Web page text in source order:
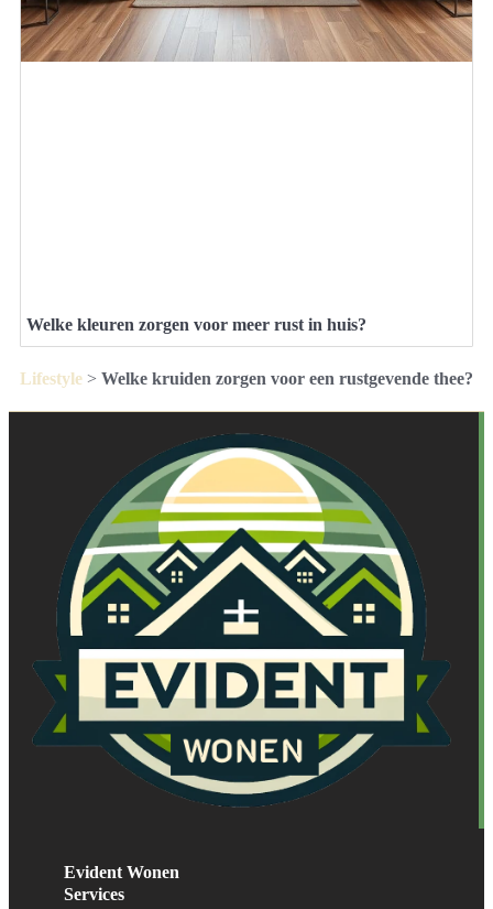
Welke kleuren zorgen voor meer rust in huis?
Lifestyle > Welke kruiden zorgen voor een rustgevende thee?
Evident Wonen
Services